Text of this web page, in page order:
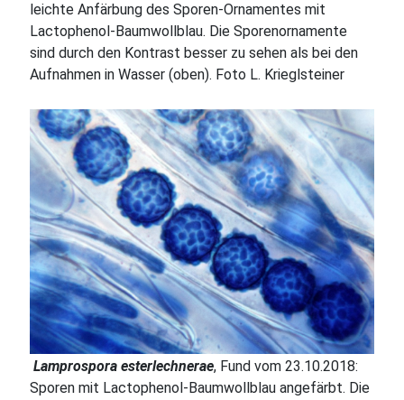
leichte Anfärbung des Sporen-Ornamentes mit
Lactophenol-Baumwollblau. Die Sporenornamente
sind durch den Kontrast besser zu sehen als bei den
Aufnahmen in Wasser (oben). Foto L. Krieglsteiner
Lamprospora esterlechnerae, Fund vom 23.10.2018:
Sporen mit Lactophenol-Baumwollblau angefärbt. Die